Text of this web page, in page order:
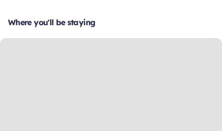
Where you'll be staying